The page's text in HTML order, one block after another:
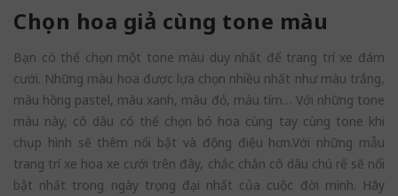
Chọn hoa giả cùng tone màu
Bạn có thể chọn một tone màu duy nhất để trang trí xe đám
cưới. Những màu hoa được lựa chọn nhiều nhất như màu trắng,
màu hồng pastel, màu xanh, màu đỏ, màu tím… Với những tone
màu này, cô dâu có thể chọn bó hoa cùng tay cùng tone khi
chụp hình sẽ thêm nổi bật và động điệu hơn.Với những mẫu
trang trí xe hoa xe cưới trên đây, chắc chắn cô dâu chú rể sẽ nổi
bật nhất trong ngày trọng đại nhất của cuộc đời mình. Hãy